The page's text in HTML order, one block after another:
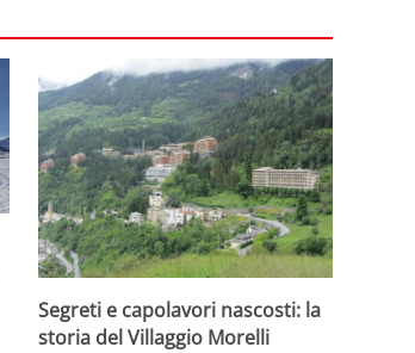
Segreti e capolavori nascosti: la
storia del Villaggio Morelli